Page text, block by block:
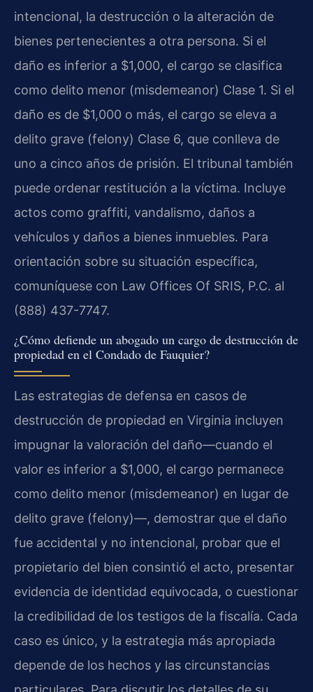
intencional, la destrucción o la alteración de
bienes pertenecientes a otra persona. Si el
daño es inferior a $1,000, el cargo se clasifica
como delito menor (misdemeanor) Clase 1. Si el
daño es de $1,000 o más, el cargo se eleva a
delito grave (felony) Clase 6, que conlleva de
uno a cinco años de prisión. El tribunal también
puede ordenar restitución a la víctima. Incluye
actos como graffiti, vandalismo, daños a
vehículos y daños a bienes inmuebles. Para
orientación sobre su situación específica,
comuníquese con Law Offices Of SRIS, P.C. al
(888) 437-7747.
¿Cómo defiende un abogado un cargo de destrucción de
propiedad en el Condado de Fauquier?
Las estrategias de defensa en casos de
destrucción de propiedad en Virginia incluyen
impugnar la valoración del daño—cuando el
valor es inferior a $1,000, el cargo permanece
como delito menor (misdemeanor) en lugar de
delito grave (felony)—, demostrar que el daño
fue accidental y no intencional, probar que el
propietario del bien consintió el acto, presentar
evidencia de identidad equivocada, o cuestionar
la credibilidad de los testigos de la fiscalía. Cada
caso es único, y la estrategia más apropiada
depende de los hechos y las circunstancias